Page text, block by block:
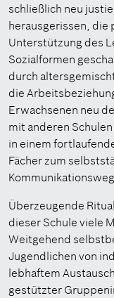
schließlich neu
herausgerissen, die
Unterstützung des
Sozialformen
durch
die
Erwachsenen neu
mit anderen
in einem
Fächer zum
Überzeugende
dieser Schule viele
Weitgehend
Jugendlichen von
lebhaftem
gestützter